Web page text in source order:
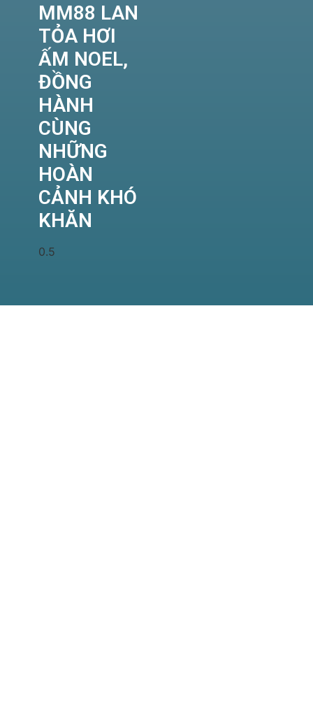
MM88 LAN
TỎA HƠI
ẤM NOEL,
ĐỒNG
HÀNH
CÙNG
NHỮNG
HOÀN
CẢNH KHÓ
KHĂN